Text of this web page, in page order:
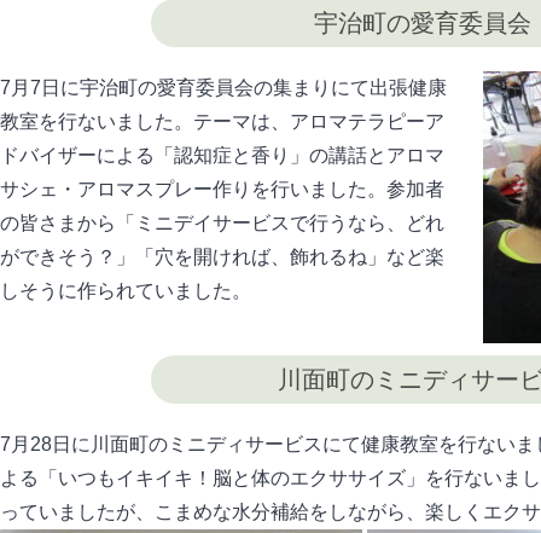
宇治町の愛育委員会
7月7日に宇治町の愛育委員会の集まりにて出張健康
教室を行ないました。テーマは、アロマテラピーア
ドバイザーによる「認知症と香り」の講話とアロマ
サシェ・アロマスプレー作りを行いました。参加者
の皆さまから「ミニデイサービスで行うなら、どれ
ができそう？」「穴を開ければ、飾れるね」など楽
しそうに作られていました。
川面町のミニディサー
7月28日に川面町のミニディサービスにて健康教室を行ない
よる「いつもイキイキ！脳と体のエクササイズ」を行ないま
っていましたが、こまめな水分補給をしながら、楽しくエク